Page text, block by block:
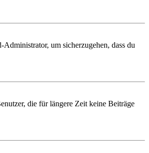
um sicherzugehen, dass du
die für längere Zeit keine Beiträge